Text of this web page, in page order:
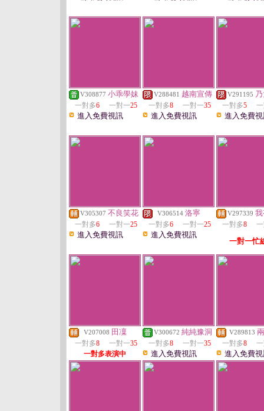
V308877 小乖學妹
一對多6 一對一25
進入免費視訊
V288481 越南宣傳
一對多8 一對一35
進入免費視訊
V291195
一對多5
進入免費
V305307 不良笑花
一對多6 一對一25
進入免費視訊
V306514 洛寧
一對多6 一對一25
進入免費視訊
V297339
一對多8
一對一忙
V207008 田凜
一對多8 一對一35
一對多表演中
V300672 純純豫洞
一對多8 一對一35
進入免費視訊
V289813
一對多8
進入免費